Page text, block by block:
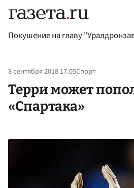
Покушение на главу
8 сентября 2018 17:05Спорт
Терри может
«Спартака»‍